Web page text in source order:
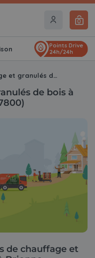
0
Points Drive
24h/24h
Bois de chauffage et granulés de bois à BRIONNE (27800)
de bois à
de chauffage et